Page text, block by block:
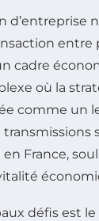
d’entreprise
entre
cadre
où la
comme un
transmissions
France,
défis est